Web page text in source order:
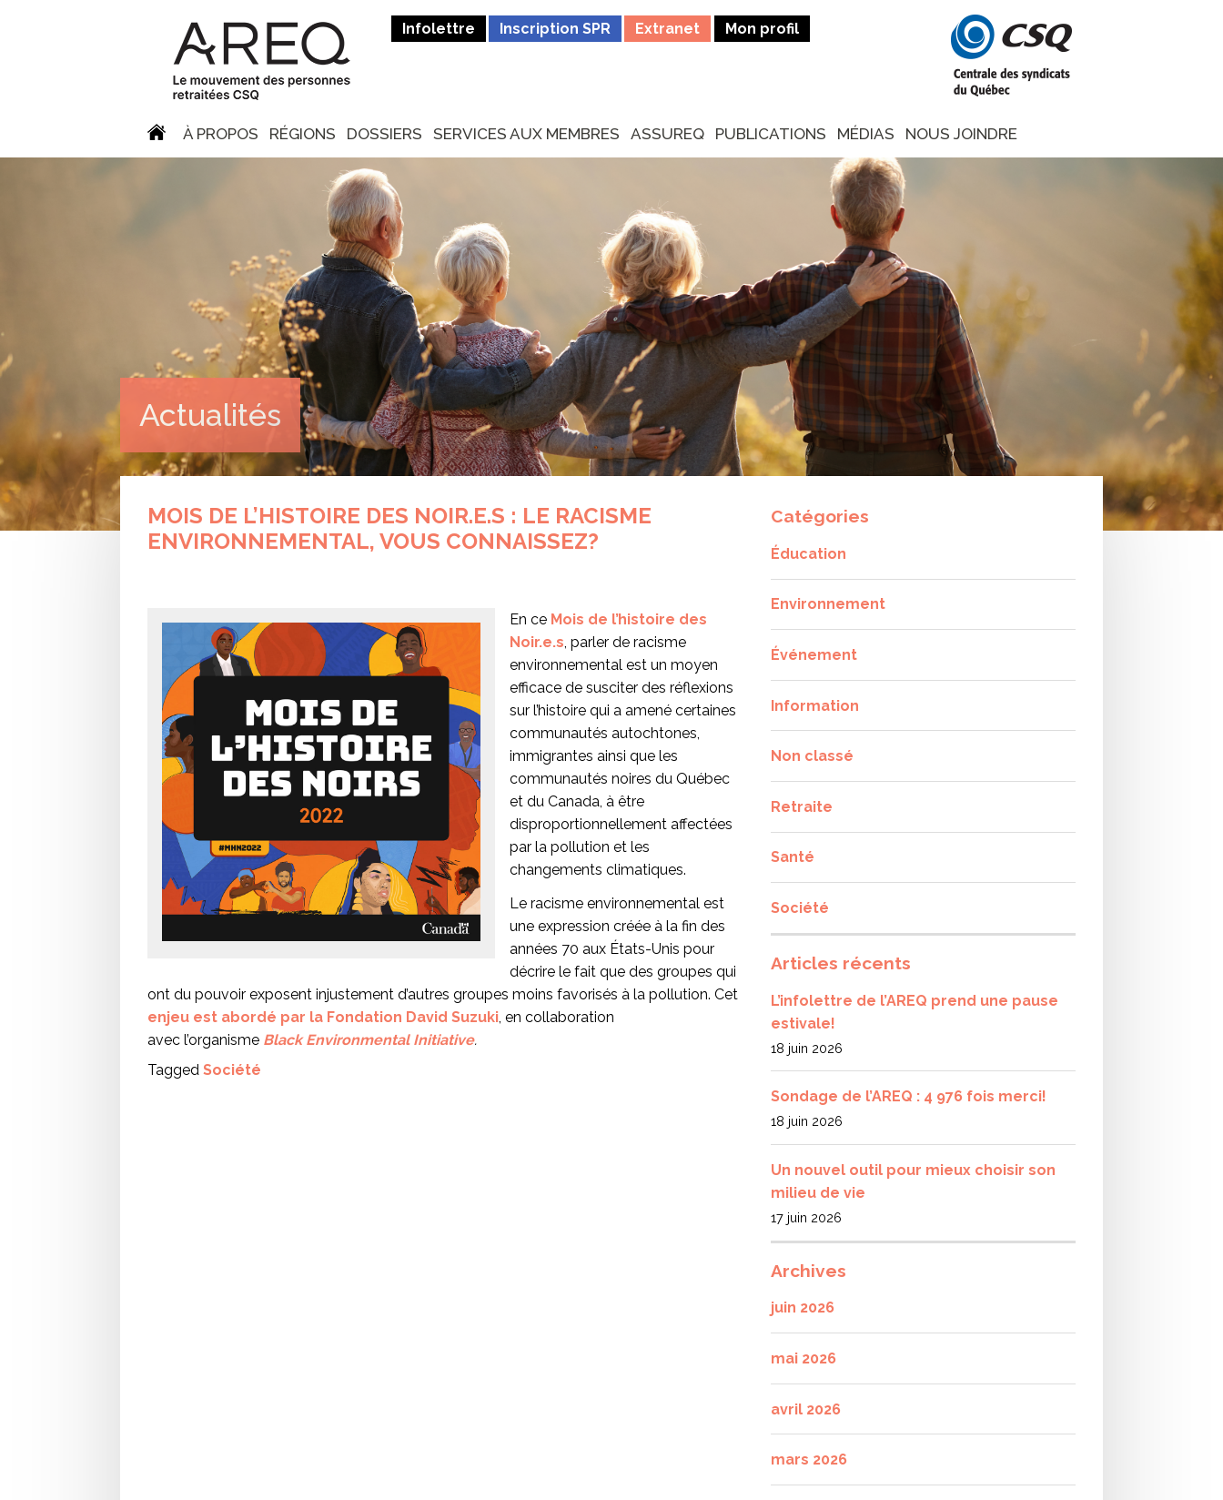
Infolettre Inscription SPR Extranet Mon profil
À PROPOS RÉGIONS DOSSIERS SERVICES AUX MEMBRES ASSUREQ PUBLICATIONS MÉDIAS NOUS JOINDRE
Actualités
MOIS DE L’HISTOIRE DES NOIR.E.S : LE RACISME
ENVIRONNEMENTAL, VOUS CONNAISSEZ?
En ce Mois de l’histoire des
Noir.e.s , parler de racisme
environnemental est un moyen
efficace de susciter des réflexions
sur l’histoire qui a amené certaines
communautés autochtones,
immigrantes ainsi que les
communautés noires du Québec
et du Canada, à être
disproportionnellement affectées
par la pollution et les
changements climatiques.
Le racisme environnemental est
une expression créée à la fin des
années 70 aux États-Unis pour
décrire le fait que des groupes qui
ont du pouvoir exposent injustement d’autres groupes moins favorisés à la pollution. Cet
enjeu est abordé par la Fondation David Suzuki, en collaboration
avec l’organisme Black Environmental Initiative.
Tagged Société
Catégories
Éducation
Environnement
Événement
Information
Non classé
Retraite
Santé
Société
Articles récents
L’infolettre de l’AREQ prend une pause
estivale!
18 juin 2026
Sondage de l’AREQ : 4 976 fois merci!
18 juin 2026
Un nouvel outil pour mieux choisir son
milieu de vie
17 juin 2026
Archives
juin 2026
mai 2026
avril 2026
mars 2026